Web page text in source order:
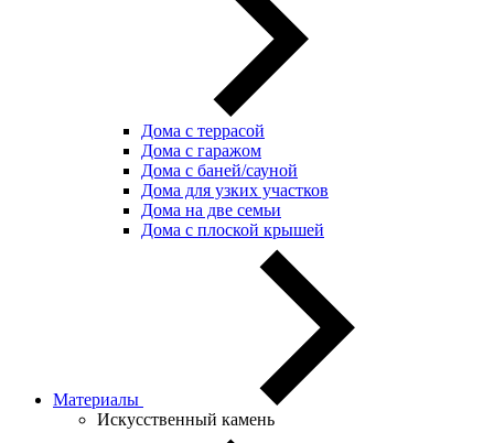
Дома с террасой
Дома с гаражом
Дома с баней/сауной
Дома для узких участков
Дома на две семьи
Дома с плоской крышей
Материалы
Искусственный камень